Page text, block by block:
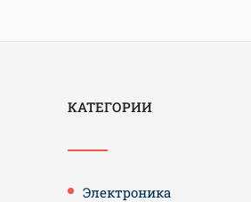
КАТЕГОРИИ
Электроника